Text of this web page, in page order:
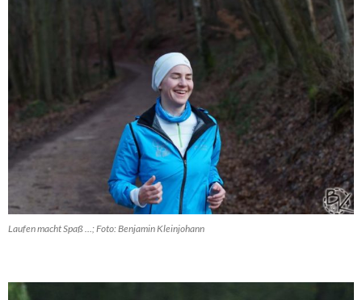
Laufen macht Spaß …; Foto: Benjamin Kleinjohann